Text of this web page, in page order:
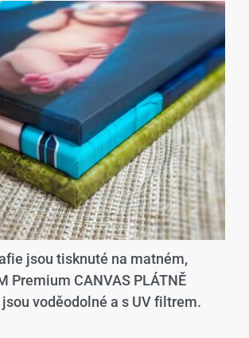
jsou tisknuté na matném,
Premium CANVAS PLÁTNĚ
voděodolné a s UV filtrem.